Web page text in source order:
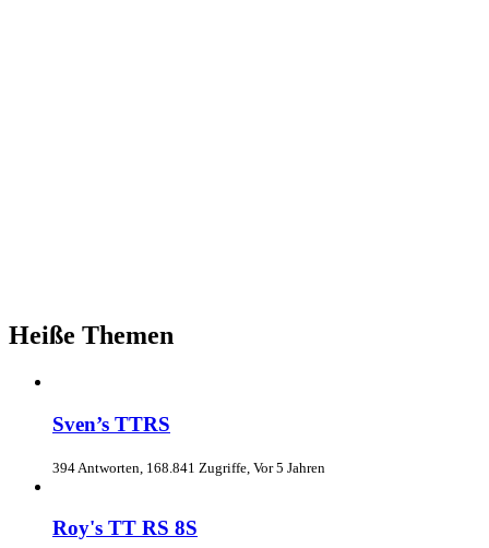
Heiße Themen
Sven’s TTRS
394 Antworten, 168.841 Zugriffe, Vor 5 Jahren
Roy's TT RS 8S